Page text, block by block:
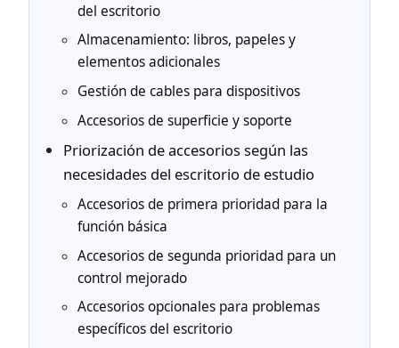
del escritorio
Almacenamiento: libros, papeles y
elementos adicionales
Gestión de cables para dispositivos
Accesorios de superficie y soporte
Priorización de accesorios según las
necesidades del escritorio de estudio
Accesorios de primera prioridad para la
función básica
Accesorios de segunda prioridad para un
control mejorado
Accesorios opcionales para problemas
específicos del escritorio